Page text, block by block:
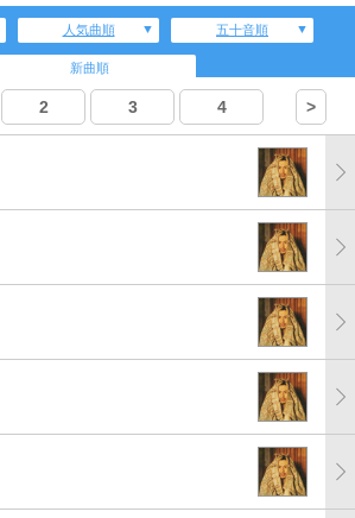
人気曲順 五十音順
新曲順
2 3 4 >